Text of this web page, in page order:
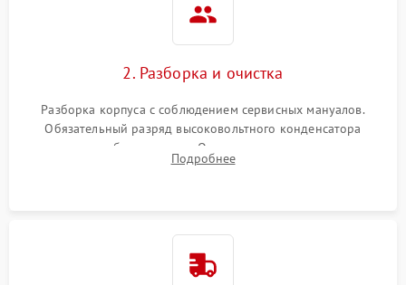
2. Разборка и очистка
Разборка корпуса с соблюдением сервисных мануалов.
Обязательный разряд высоковольтного конденсатора
вспышки для безопасности. Очистка внутренних узлов от
пыли, песка и следов влаги с помощью спецсредств.
Подробнее